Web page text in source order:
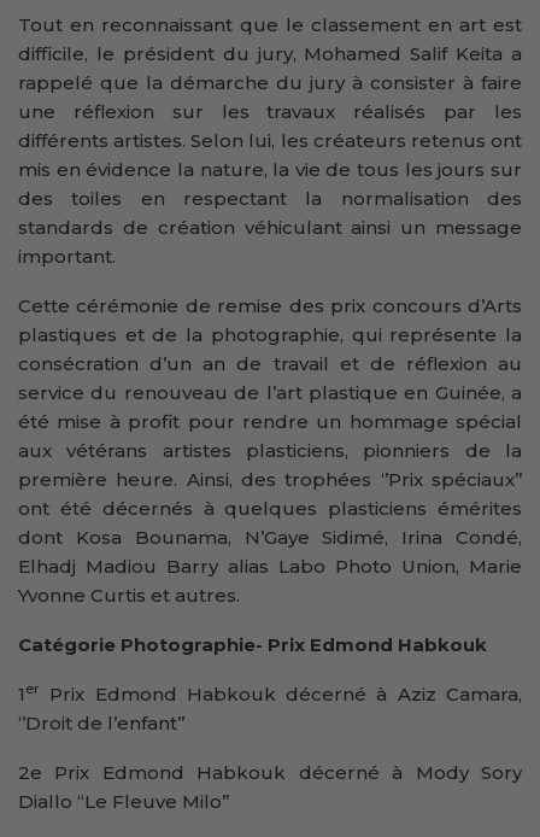
Tout en reconnaissant que le classement en art est
difficile, le président du jury, Mohamed Salif Keita a
rappelé que la démarche du jury à consister à faire
une réflexion sur les travaux réalisés par les
différents artistes. Selon lui, les créateurs retenus ont
mis en évidence la nature, la vie de tous les jours sur
des toiles en respectant la normalisation des
standards de création véhiculant ainsi un message
important.
Cette cérémonie de remise des prix concours d’Arts
plastiques et de la photographie, qui représente la
consécration d’un an de travail et de réflexion au
service du renouveau de l’art plastique en Guinée, a
été mise à profit pour rendre un hommage spécial
aux vétérans artistes plasticiens, pionniers de la
première heure. Ainsi, des trophées ‘’Prix spéciaux’’
ont été décernés à quelques plasticiens émérites
dont Kosa Bounama, N’Gaye Sidimé, Irina Condé,
Elhadj Madiou Barry alias Labo Photo Union, Marie
Yvonne Curtis et autres.
Catégorie Photographie- Prix Edmond Habkouk
1 er
Prix Edmond Habkouk décerné à Aziz Camara,
‘’Droit de l’enfant’’
2e Prix Edmond Habkouk décerné à Mody Sory
Diallo “Le Fleuve Milo’’